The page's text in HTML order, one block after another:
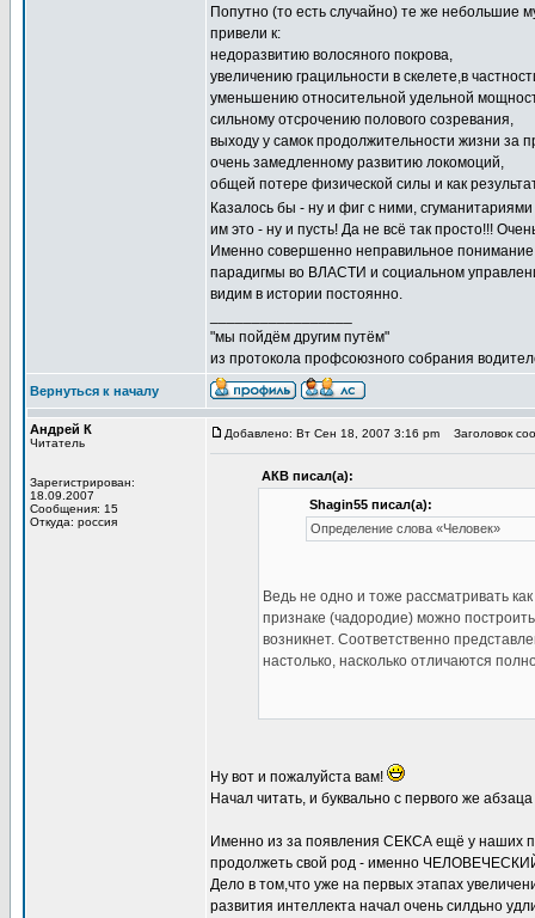
Попутно (то есть случайно) те же небольшие
привели к:
недоразвитию волосяного покрова,
увеличению грацильности в скелете,в
уменьшению относительной удельной
сильному отсрочению полового созревания,
выходу у самок продолжительности жизни за
очень замедленному развитию локомоций,
общей потере физической силы и как
Казалось бы - ну и фиг с ними,
им это - ну и пусть! Да не всё так просто!!!
Именно совершенно неправильное
парадигмы во ВЛАСТИ и социальном
видим в истории постоянно.
"мы пойдём другим путём"
из протокола профсоюзного собрания
Вернуться к началу
Андрей К
Читатель
Зарегистрирован:
18.09.2007
Сообщения: 15
Откуда: россия
Добавлено: Вт Сен 18, 2007 3:16 pm Заголовок
АКВ писал(а):
Shagin55 писал(а):
Определение слова «Человек»
Ведь не одно и тоже рассматривать
признаке (чадородие) можно
возникнет. Соответственно
настолько, насколько отличаются
Ну вот и пожалуйста вам!
Начал читать, и буквально с первого же
Именно из за появления СЕКСА ещё у наших
продолжеть свой род - именно
Дело в том,что уже на первых этапах
развития интеллекта начал очень силдьно